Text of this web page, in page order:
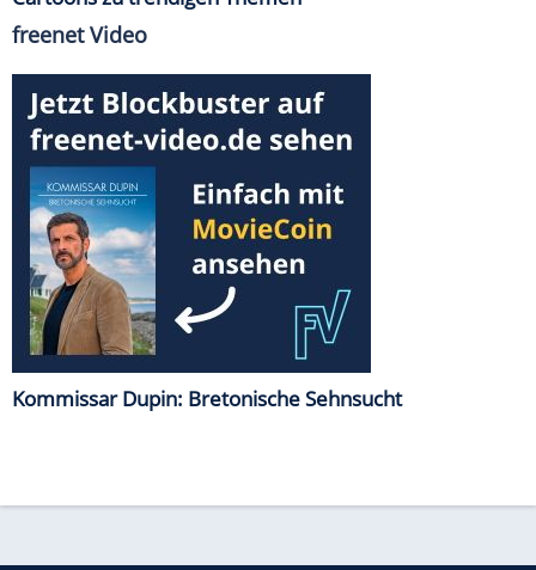
freenet Video
Kommissar Dupin: Bretonische Sehnsucht